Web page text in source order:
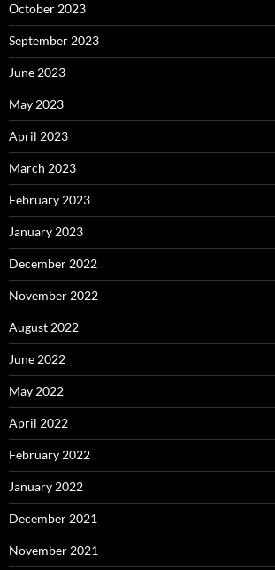
October 2023
September 2023
June 2023
May 2023
April 2023
March 2023
February 2023
January 2023
December 2022
November 2022
August 2022
June 2022
May 2022
April 2022
February 2022
January 2022
December 2021
November 2021